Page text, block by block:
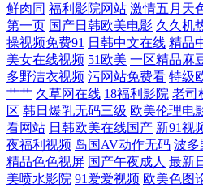
网在线 亚洲欧美日本国产不卡 成全电影
洲综 老湿影院福利区 天天色天天看 91
级草久久不卡 亚洲日韩欧美码二区 成
1024性爱 国产免费观看高清电视剧在线
全电影大全在线观看国语高清 久精品无
鲜肉同 福利影院网站 激情五月天
第一页 国产日韩欧美电影 久久机
操视频免费91 日韩中文在线 精品
美女在线视频 51欧美 一区精品麻
多野洁衣视频 污网站免费看 特级
艹艹 久草网在线 18福利影院 老司
区 韩日爆乳无码三级 欧美伦理电
看网站 日韩欧美在线国产 新91视
夜福利视频 岛国AV动作无码 波多
精品色色视屏 国产午夜成人 最新
美喷水影院 91爱爱视频 欧美色图